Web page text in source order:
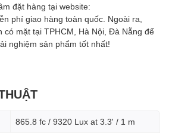
đặt hàng tại website:
phí giao hàng toàn quốc. Ngoài ra,
có mặt tại TPHCM, Hà Nội, Đà Nẵng để
nghiệm sản phẩm tốt nhất!
865.8 fc / 9320 Lux at 3.3' / 1 m